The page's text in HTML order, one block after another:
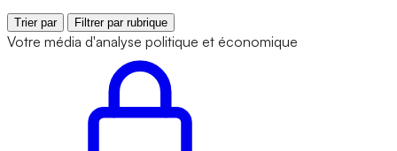
Trier par Filtrer par rubrique
Votre média d'analyse politique et économique